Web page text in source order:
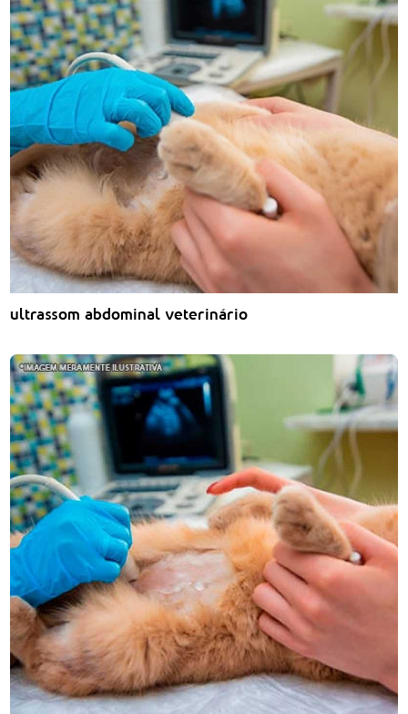
ultrassom abdominal veterinário